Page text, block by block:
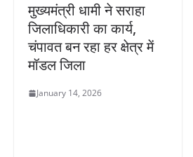
मुख्यमंत्री धामी ने सराहा
जिलाधिकारी का कार्य,
चंपावत बन रहा हर क्षेत्र में
मॉडल जिला
January 14, 2026